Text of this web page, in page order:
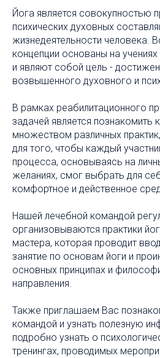
Йога является совокупностью
психических духовных
жизнедеятельности человека.
концепции основаны на
и являют собой цель -
возвышенного духовного и
В рамках реабилитационного
задачей является познакомить
множеством различных
для того, чтобы каждый
процесса, основываясь на
желаниях, смог выбрать для
комфортное и действенное
Нашей лечебной командой
организовываются практики
мастера, которая проводит
занятие по основам йоги и
основных принципах и
направления.
Также приглашаем Вас
командой и узнать полезную
подробно узнать о
тренингах, проводимых